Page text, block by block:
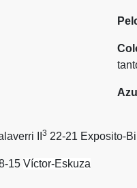
II 3 22-21 Exposito-
15 Víctor-Eskuza